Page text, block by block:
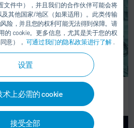
文件中），并且我们的合作伙伴可能会将
其他国家/地区（如果适用）。此类传输
险，并且您的权利可能无法得到保障。请
的 cookie。更多信息，尤其是关于您的权
意）， 可通过我们的隐私政策进行了解 .
设置
术上必需的 cookie
接受全部